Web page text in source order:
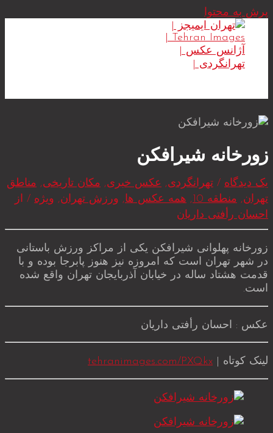
پرش به محتوا
زورخانه شیرافکن
یک دیدگاه / تهرانگردی, عکس خبری, مکان تاریخی, مناطق
تهران, منطقه 10 , همه عکس ها, ورزش تهران, ویژه / از
احسان رأفتی داریان
زورخانه پهلوانی شیرافکن یکی از مراکز ورزش باستانی
در شهر تهران است که امروزه نیز هنوز پابرجا بوده و با
قدمت هشتاد ساله در خیابان آذربایجان تهران واقع شده
است.
عکس : احسان رأفتی داریان
لینک کوتاه | tehranimages.com/PXQkx